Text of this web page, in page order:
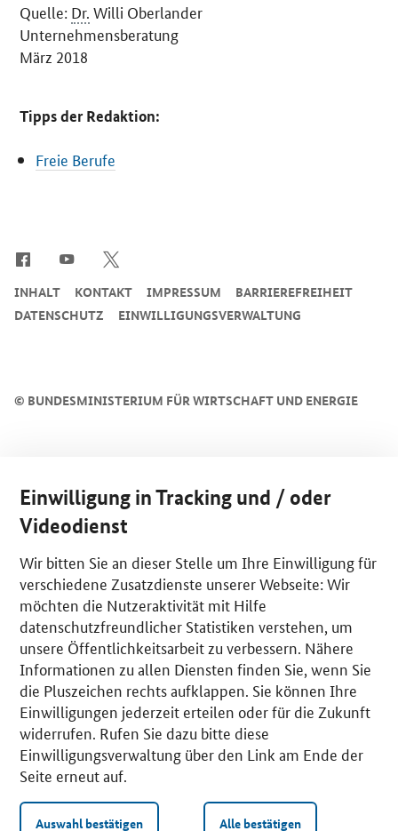
Quelle: Dr. Willi Oberlander
Unternehmensberatung
März 2018
Tipps der Redaktion:
Freie Berufe
© BUNDESMINISTERIUM FÜR WIRTSCHAFT UND ENERGIE
INHALT KONTAKT IMPRESSUM
BARRIEREFREIHEIT
DATENSCHUTZ
EINWILLIGUNGSVERWALTUNG
Einwilligung in Tracking und / oder
Videodienst
Wir bitten Sie an dieser Stelle um Ihre Einwilligung für
verschiedene Zusatzdienste unserer Webseite: Wir
möchten die Nutzeraktivität mit Hilfe
datenschutzfreundlicher Statistiken verstehen, um
unsere Öffentlichkeitsarbeit zu verbessern. Nähere
Informationen zu allen Diensten finden Sie, wenn Sie
die Pluszeichen rechts aufklappen. Sie können Ihre
Einwilligungen jederzeit erteilen oder für die Zukunft
widerrufen. Rufen Sie dazu bitte diese
Einwilligungsverwaltung über den Link am Ende der
Seite erneut auf.
Auswahl bestätigen Alle bestätigen